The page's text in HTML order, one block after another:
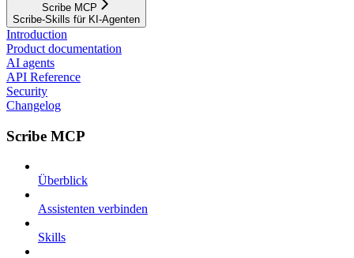
Scribe MCP
Scribe-Skills für KI-Agenten
Introduction
Product documentation
AI agents
API Reference
Security
Changelog
Scribe MCP
Überblick
Assistenten verbinden
Skills